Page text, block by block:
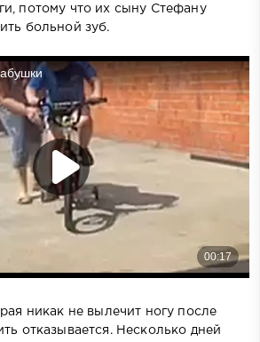
потому что их сыну Стефану
больной зуб.
никак не вылечит ногу после
отказывается. Несколько дней